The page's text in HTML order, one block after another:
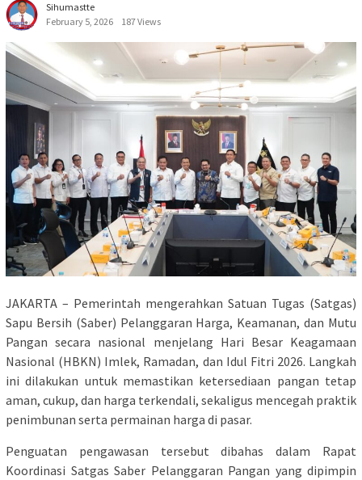
Sihumastte
February 5, 2026
187 Views
JAKARTA – Pemerintah mengerahkan Satuan Tugas (Satgas)
Sapu Bersih (Saber) Pelanggaran Harga, Keamanan, dan Mutu
Pangan secara nasional menjelang Hari Besar Keagamaan
Nasional (HBKN) Imlek, Ramadan, dan Idul Fitri 2026. Langkah
ini dilakukan untuk memastikan ketersediaan pangan tetap
aman, cukup, dan harga terkendali, sekaligus mencegah praktik
penimbunan serta permainan harga di pasar.
Penguatan pengawasan tersebut dibahas dalam Rapat
Koordinasi Satgas Saber Pelanggaran Pangan yang dipimpin